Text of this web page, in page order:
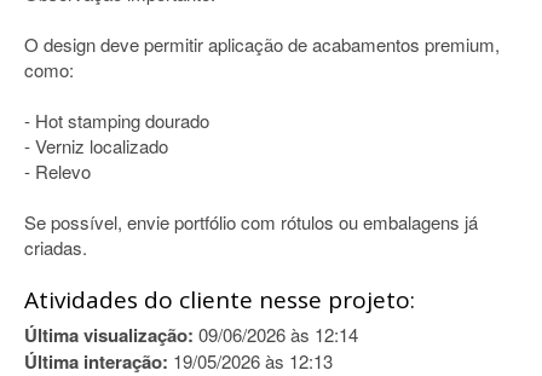
O design deve permitir aplicação de acabamentos premium,
como:
- Hot stamping dourado
- Verniz localizado
- Relevo
Se possível, envie portfólio com rótulos ou embalagens já
criadas.
Atividades do cliente nesse projeto:
Última visualização: 09/06/2026 às 12:14
Última interação: 19/05/2026 às 12:13